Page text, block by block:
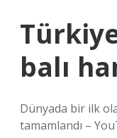
balı
Dünyada bir ilk
tamamlandı –